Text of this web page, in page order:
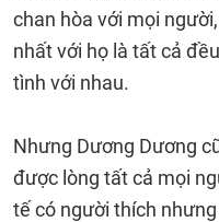
chan hòa với mọi
nhất với họ là tất cả
tình với nhau.
Nhưng Dương Dương
được lòng tất cả mọi
tế có người thích